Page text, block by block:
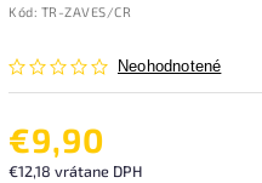
Kód: TR-ZAVES/CR
Neohodnotené
€9,90
€12,18 vrátane DPH